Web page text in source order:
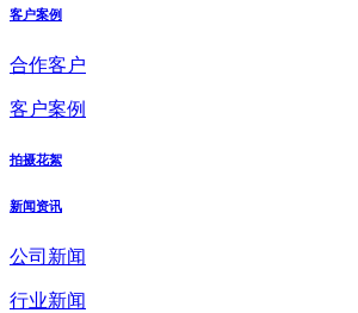
客户案例
合作客户
客户案例
拍摄花絮
新闻资讯
公司新闻
行业新闻